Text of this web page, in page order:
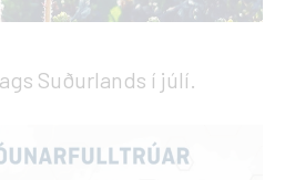
Suðurlands í júlí.